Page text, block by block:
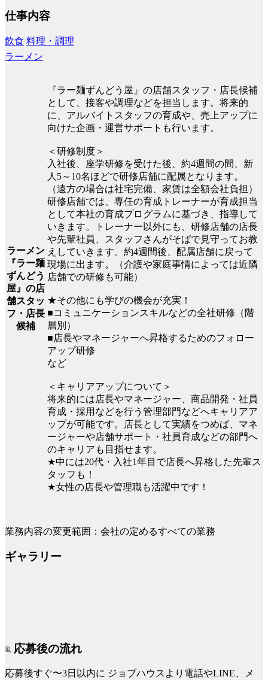
仕事内容
飲食 料理・調理
ラーメン
ラーメン
『ラー麺
ずんどう
屋』の店
舗スタッ
フ・店長
候補
『ラー麺ずんどう屋』の店舗スタッフ・店長候補
として、接客や調理などを担当します。将来的
に、アルバイトスタッフの育成や、売上アップに
向けた企画・運営サポートも行います。
＜研修制度＞
入社後、座学研修を受けた後、約4週間の間、新
人5～10名ほどで研修店舗に配属となります。
（遠方の場合は社宅完備、家賃は全額会社負担）
研修店舗では、専任の育成トレーナーが育成担当
として本社の育成プログラムに基づき、指導して
いきます。トレーナー以外にも、研修店舗の店長
や先輩社員、スタッフさんがそばで見守ってお教
えしていきます。約4週間後、配属店舗に戻って
現場に出ます。（介護や家庭事情によっては近隣
店舗での研修も可能）
★その他にも学びの機会が充実！
■コミュニケーションスキルなどの全社研修（階
層別）
■店長やマネージャーへ昇格するためのフォロー
アップ研修
など
＜キャリアアップについて＞
将来的には店長やマネージャー、商品開発・社員
育成・採用などを行う管理部門などへキャリアア
ップが可能です。店長として実績をつめば、マネ
ージャーや店舗サポート・社員育成などの部門へ
のキャリアも目指せます。
★中には20代・入社1年目で店長へ昇格した先輩ス
タッフも！
★女性の店長や管理職も活躍中です！
業務内容の変更範囲：会社の定めるすべての業務
ギャラリー
応募後の流れ
応募後すぐ〜3日以内に ジョブハウスより電話やLINE、メ